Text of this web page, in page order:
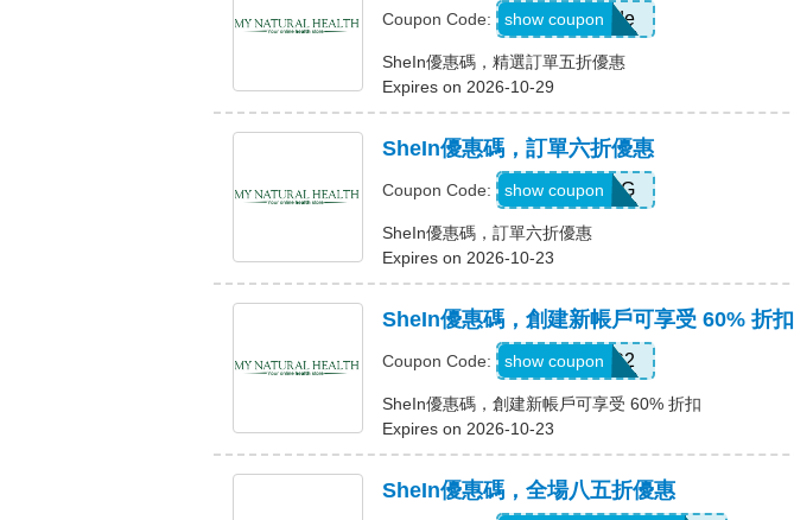
Coupon Code: Show Code
show coupon
SheIn優惠碼，精選訂單五折優惠
Expires on 2026-10-29
SheIn優惠碼，訂單六折優惠
Coupon Code: T5K539G
show coupon
SheIn優惠碼，訂單六折優惠
Expires on 2026-10-23
SheIn優惠碼，創建新帳戶可享受 60% 折扣
Coupon Code: SWHC2
show coupon
SheIn優惠碼，創建新帳戶可享受 60% 折扣
Expires on 2026-10-23
SheIn優惠碼，全場八五折優惠